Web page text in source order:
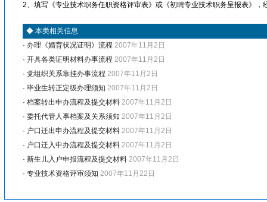
2、填写《专业技术职务任职资格评审表》或《初聘专业技术职务呈报表》，
◆ 本类相关信息
· 办理《婚育状况证明》流程 2007年11月2日
· 开具各类证明材料办事流程 2007年11月2日
· 党组织关系靠挂办事流程 2007年11月2日
· 毕业生转正定级办理须知 2007年11月2日
· 档案转出申办流程及提交材料 2007年11月2日
· 委托代管人事档案及关系须知 2007年11月2日
· 户口迁出申办流程及提交材料 2007年11月2日
· 户口迁入申办流程及提交材料 2007年11月2日
· 新生儿入户申报流程及提交材料 2007年11月2日
· 专业技术资格评审须知 2007年11月22日